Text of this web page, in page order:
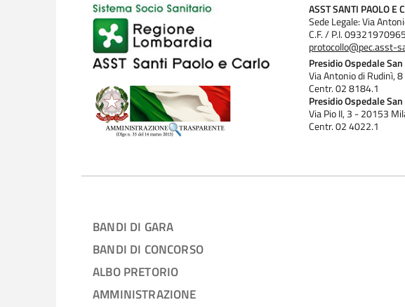
ASST SANTI PAOLO E
Sede Legale: Via
C.F. / P.I. 09321970965
protocollo@pec.asst-
Presidio Ospedale
Via Antonio di Rudinì,
Centr. 02 8184.1
Presidio Ospedale
Via Pio II, 3 - 20153
Centr. 02 4022.1
BANDI DI GARA
BANDI DI CONCORSO
ALBO PRETORIO
AMMINISTRAZIONE